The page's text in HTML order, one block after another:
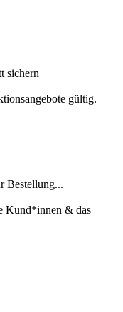
sichern
gültig.
Bestellung...
Kund*innen & das